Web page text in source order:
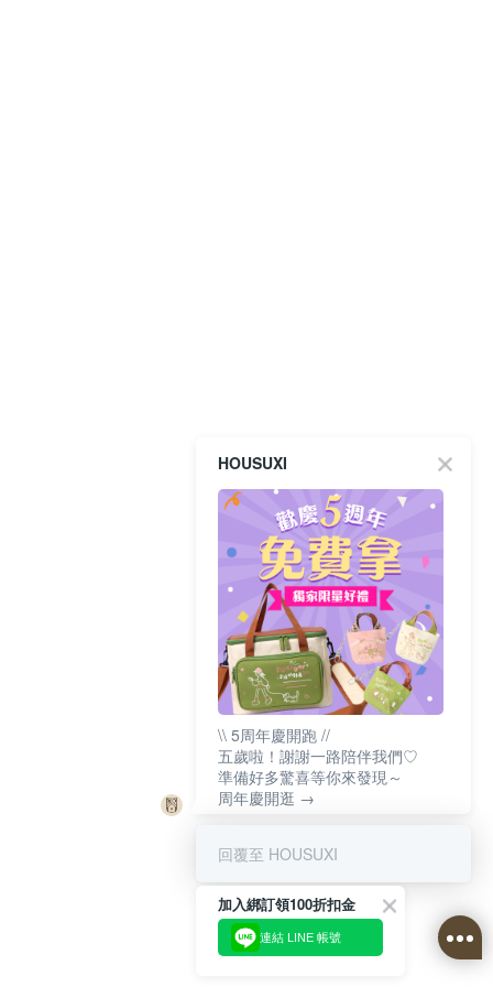
HOUSUXI
\\ 5周年慶開跑 //
五歲啦！謝謝一路陪伴我們♡
準備好多驚喜等你來發現～
周年慶開逛 →
回覆至 HOUSUXI
加入綁訂領100折扣金
連結 LINE 帳號